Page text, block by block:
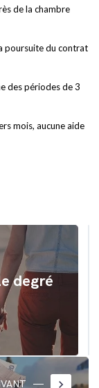
de la chambre
poursuite du contrat
des périodes de 3
mois, aucune aide
degré
keyboard_arrow_right